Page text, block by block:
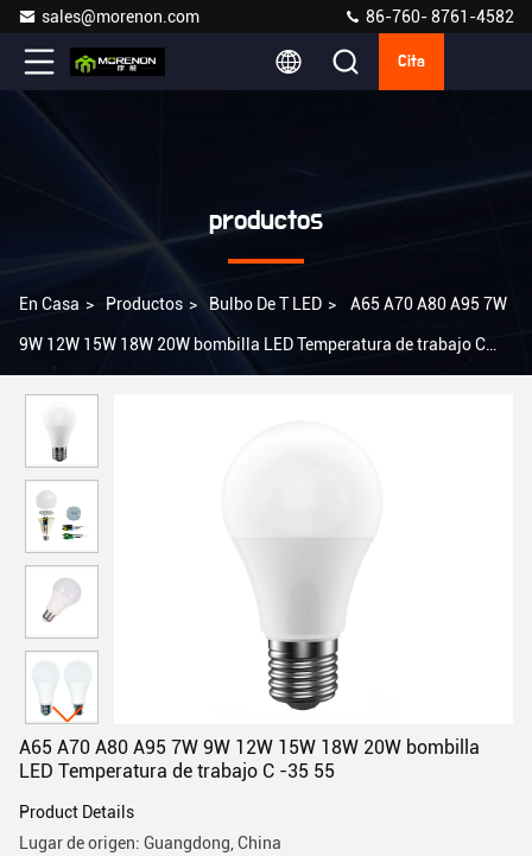
sales@morenon.com 86-760- 8761-4582
Cita
productos
En Casa > Productos > Bulbo De T LED > A65 A70 A80 A95 7W
9W 12W 15W 18W 20W bombilla LED Temperatura de trabajo C
A65 A70 A80 A95 7W 9W 12W 15W 18W 20W bombilla
LED Temperatura de trabajo C -35 55
Product Details
Lugar de origen: Guangdong, China